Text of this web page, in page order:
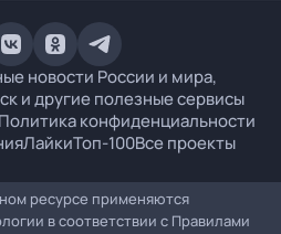
новости России и мира,
и другие полезные сервисы
конфиденциальности
ЛайкиТоп-100Все проекты
ресурсе применяются
в соответствии с Правилами